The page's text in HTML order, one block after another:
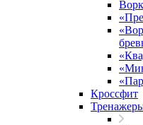
Кроссфит